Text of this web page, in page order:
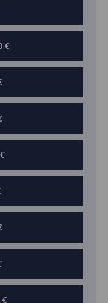
en 1996 et
nés en 2001 et
parentale
leur licence au
contre
daté de
des assurances
garanties
€
€